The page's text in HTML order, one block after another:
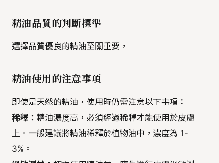
精油品質的判斷標準
選擇品質優良的精油至關重要，
精油使用的注意事項
即使是天然的精油，使用時仍需注意以下事項：
稀釋： 精油濃度高，必須經過稀釋才能使用於皮膚
上。一般建議將精油稀釋於植物油中，濃度為 1-
3%。